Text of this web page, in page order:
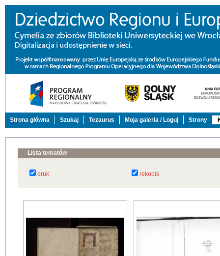
Strona główna Szukaj Tezaurus Moja galeria / Loguj Strony
Lista tematów
druk rekopis